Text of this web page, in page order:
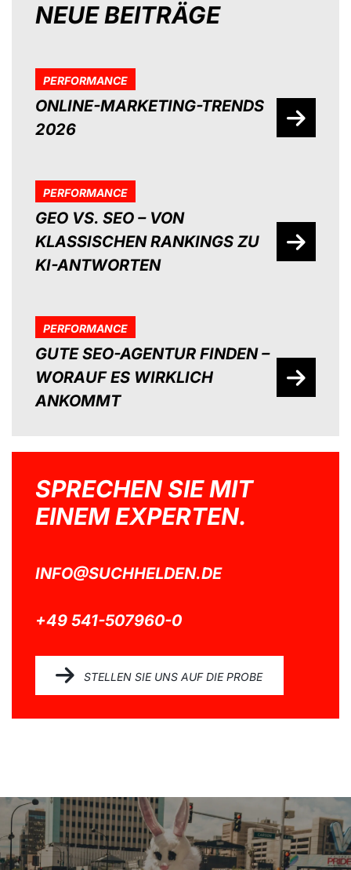
NEUE BEITRÄGE
PERFORMANCE
ONLINE-MARKETING-TRENDS
2026
PERFORMANCE
GEO VS. SEO – VON
KLASSISCHEN RANKINGS ZU
KI-ANTWORTEN
PERFORMANCE
GUTE SEO-AGENTUR FINDEN –
WORAUF ES WIRKLICH
ANKOMMT
SPRECHEN SIE MIT
EINEM EXPERTEN.
INFO@SUCHHELDEN.DE
+49 541-507960-0
STELLEN SIE UNS AUF DIE PROBE